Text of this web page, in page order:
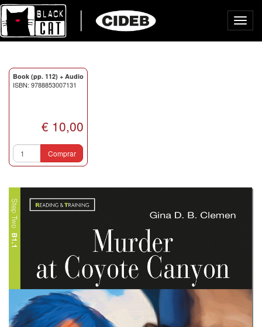
Book (pp. 112) + Audio
ISBN: 9788853007131
€ 10,00
Comprar